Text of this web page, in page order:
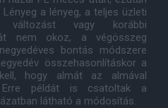
a lényeg, a teljes üzleti
vagy korábbi
nem okoz, a végösszeg
bontás módszere
összehasonlításkor a
hogy almát az almával
Erre példát is csatoltak a
látható a módosítás.